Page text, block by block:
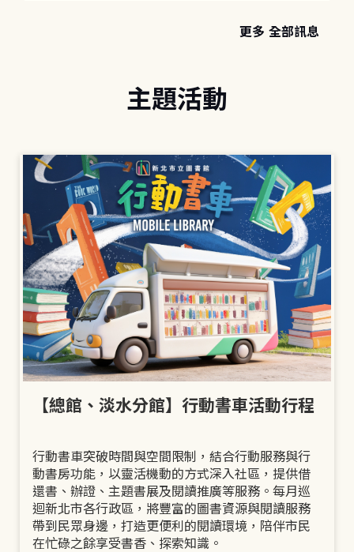
更多 全部訊息
主題活動
【總館、淡水分館】行動書車活動行程
行動書車突破時間與空間限制，結合行動服務與行
動書房功能，以靈活機動的方式深入社區，提供借
還書、辦證、主題書展及閱讀推廣等服務。每月巡
迴新北市各行政區，將豐富的圖書資源與閱讀服務
帶到民眾身邊，打造更便利的閱讀環境，陪伴市民
在忙碌之餘享受書香、探索知識。